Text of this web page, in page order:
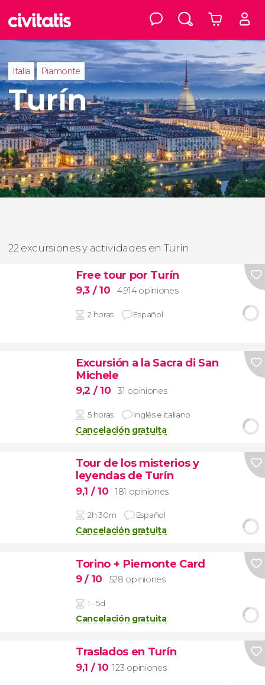
Italia Piamonte
Turín
22 excursiones y actividades en Turín
Free tour por Turín
9,3 / 10 4.914 opiniones
2 horas Español
Excursión a la Sacra di San
Michele
9,2 / 10 31 opiniones
5 horas Inglés e italiano
Cancelación gratuita
Tour de los misterios y
leyendas de Turín
9,1 / 10 181 opiniones
2h 30m Español
Cancelación gratuita
Torino + Piemonte Card
9/ 10 528 opiniones
1 - 5d
Cancelación gratuita
Traslados en Turín
9,1 / 10 123 opiniones